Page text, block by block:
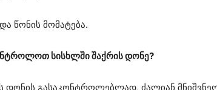
წონის მომატება.
სისხლში შაქრის დონე?
დონის გასაკონტროლებლად, ძალიან